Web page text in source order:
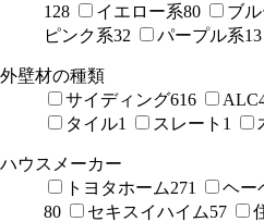
128
イエロー系80 ブ
ピンク系32 パープル系13
外壁材の種類
サイディング616 ALC
タイル1 スレート 1
ハウスメーカー
トヨタホーム271 ヘー
80
セキスイハイム57